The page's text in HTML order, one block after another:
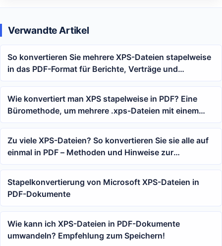
Verwandte Artikel
So konvertieren Sie mehrere XPS-Dateien stapelweise
in das PDF-Format für Berichte, Verträge und
archivierte Dateien
Wie konvertiert man XPS stapelweise in PDF? Eine
Büromethode, um mehrere .xps-Dateien mit einem
Klick in PDF umzuwandeln
Zu viele XPS-Dateien? So konvertieren Sie sie alle auf
einmal in PDF – Methoden und Hinweise zur
Stapelkonvertierung
Stapelkonvertierung von Microsoft XPS-Dateien in
PDF-Dokumente
Wie kann ich XPS-Dateien in PDF-Dokumente
umwandeln? Empfehlung zum Speichern!